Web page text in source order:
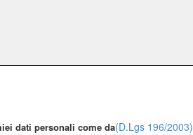
dati personali come da(D.Lgs 196/2003)